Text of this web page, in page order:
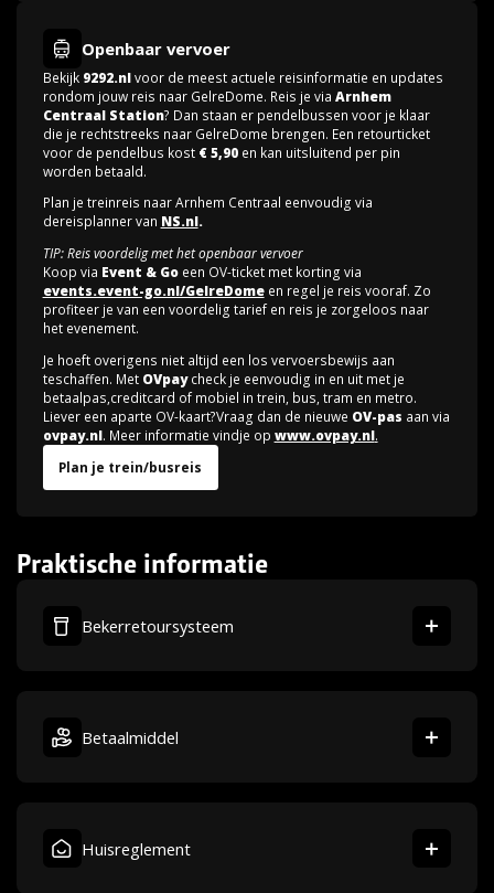
Openbaar vervoer
Bekijk 9292.nlvoor de meest actuele reisinformatie en updates
rondom jouw reis naar GelreDome. Reis je via Arnhem
Centraal Station? Dan staan er pendelbussen voor je klaar
die je rechtstreeks naar GelreDome brengen. Een retourticket
voor de pendelbus kost € 5,90en kan uitsluitend per pin
worden betaald.
Plan je treinreis naar Arnhem Centraal eenvoudig via
dereisplanner van NS.nl.
TIP: Reis voordelig met het openbaar vervoer
Koop via Event & Goeen OV-ticket met korting via
events.event-go.nl/GelreDomeen regel je reis vooraf. Zo
profiteer je van een voordelig tarief en reis je zorgeloos naar
het evenement.
Je hoeft overigens niet altijd een los vervoersbewijs aan
teschaffen. Met OVpaycheck je eenvoudig in en uit met je
betaalpas,creditcard of mobiel in trein, bus, tram en metro.
Liever een aparte OV-kaart?Vraag dan de nieuwe OV-pas aan via
ovpay.nl. Meer informatie vindje op www.ovpay.nl.
Plan je trein/busreis
Praktische informatie
Bekerretoursysteem
Betaalmiddel
Huisreglement